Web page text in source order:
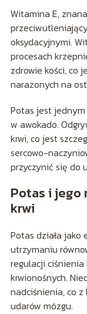
Witamina E,
oksydacyjnymi.
procesach
zdrowie kości, co
narażonych na
Potas jest jednym
w awokado.
krwi, co jest
sercowo-
przyczynić się do
Potas i jego
krwi
Potas działa
utrzymaniu
regulacji
krwionośnych.
nadciśnienia, co z
udarów mózgu.